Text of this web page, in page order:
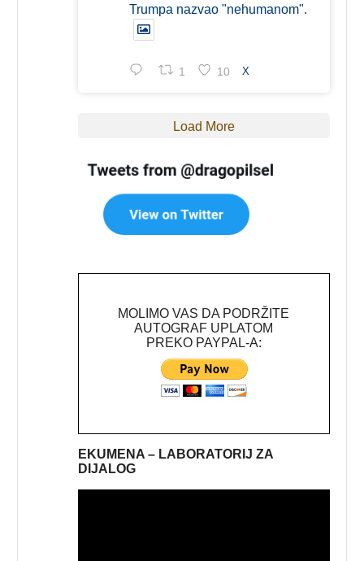
Trumpa nazvao "nehumanom".
1 10 X
Load More
MOLIMO VAS DA PODRŽITE
AUTOGRAF UPLATOM
PREKO PAYPAL-A:
EKUMENA – LABORATORIJ ZA
DIJALOG